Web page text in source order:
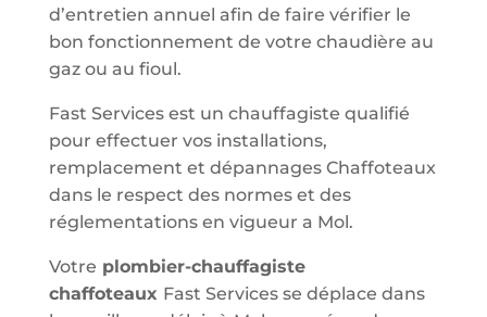
d’entretien annuel afin de faire vérifier le
bon fonctionnement de votre chaudière au
gaz ou au fioul.
Fast Services est un chauffagiste qualifié
pour effectuer vos installations,
remplacement et dépannages Chaffoteaux
dans le respect des normes et des
réglementations en vigueur a Mol.
Votre plombier-chauffagiste
chaffoteaux Fast Services se déplace dans